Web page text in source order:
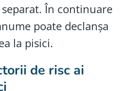
În continuare
poate declanșa
la pisici.
de risc ai